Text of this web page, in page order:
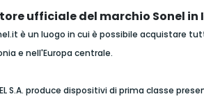
ufficiale del marchio Sonel in
è un luogo in cui è possibile acquistare
e nell'Europa centrale.
S.A. produce dispositivi di prima classe